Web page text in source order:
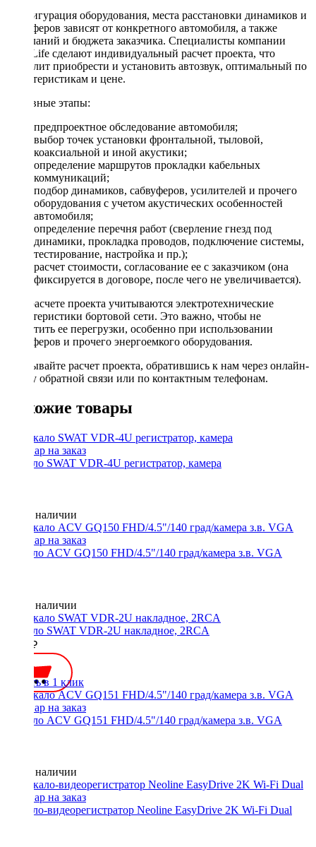
Конфигурация оборудования, места расстановки динамиков и
сабвуферов зависят от конкретного автомобиля, а также
пожеланий и бюджета заказчика. Специалисты компании
DriveLife сделают индивидуальный расчет проекта, что
позволит приобрести и установить автозвук, оптимальный по
характеристикам и цене.
Основные этапы:
предпроектное обследование автомобиля;
выбор точек установки фронтальной, тыловой,
коаксиальной и иной акустики;
определение маршрутов прокладки кабельных
коммуникаций;
подбор динамиков, сабвуферов, усилителей и прочего
оборудования с учетом акустических особенностей
автомобиля;
определение перечня работ (сверление гнезд под
динамики, прокладка проводов, подключение системы,
тестирование, настройка и пр.);
расчет стоимости, согласование ее с заказчиком (она
фиксируется в договоре, после чего не увеличивается).
При расчете проекта учитываются электротехнические
характеристики бортовой сети. Это важно, чтобы не
допустить ее перегрузки, особенно при использовании
сабвуферов и прочего энергоемкого оборудования.
Заказывайте расчет проекта, обратившись к нам через онлайн-
форму обратной связи или по контактным телефонам.
Похожие товары
Зеркало SWAT VDR-4U регистратор, камера
Нет в наличии
Зеркало ACV GQ150 FHD/4.5"/140 град/камера з.в. VGA
Нет в наличии
Зеркало SWAT VDR-2U накладное, 2RCA
3000 ₽
Купить в 1 клик
Зеркало ACV GQ151 FHD/4.5"/140 град/камера з.в. VGA
Нет в наличии
Зеркало-видеорегистратор Neoline EasyDrive 2K Wi-Fi Dual